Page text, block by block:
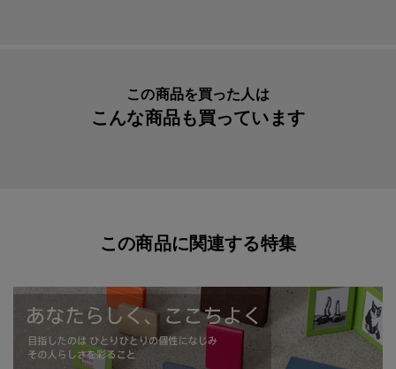
この商品を買った人は
こんな商品も買っています
この商品に関連する特集